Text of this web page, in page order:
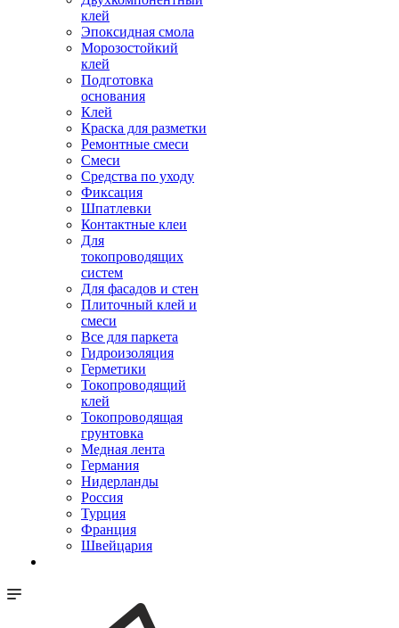
клей
Эпоксидная смола
Морозостойкий
клей
Подготовка
основания
Клей
Краска для разметки
Ремонтные смеси
Смеси
Средства по уходу
Фиксация
Шпатлевки
Контактные клеи
Для
токопроводящих
систем
Для фасадов и стен
Плиточный клей и
смеси
Все для паркета
Гидроизоляция
Герметики
Токопроводящий
клей
Токопроводящая
грунтовка
Медная лента
Германия
Нидерланды
Россия
Турция
Франция
Швейцария